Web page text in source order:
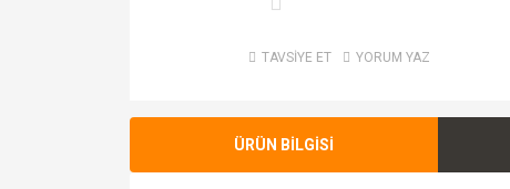
TAVSİYE ET YORUM YAZ
ÜRÜN BİLGİSİ